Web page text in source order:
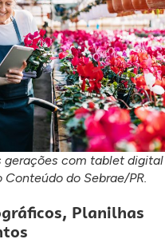
gerações com tablet digital
do Sebrae/PR.
Planilhas